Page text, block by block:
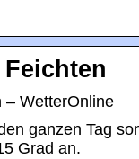
Feichten
– WetterOnline
ganzen Tag
Grad an.